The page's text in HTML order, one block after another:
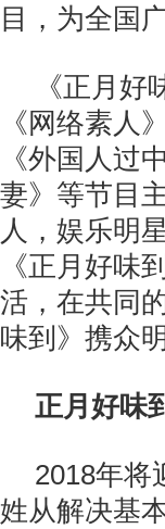
目，为全国
《正月
《网络素人
《外国人过
妻》等节目
人，娱乐明
《正月好味
活，在共同
味到》携众
正月好味
2018年将
姓从解决基